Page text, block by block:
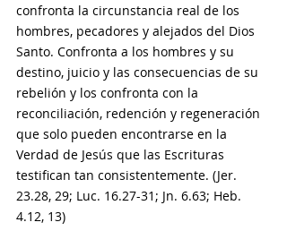
confronta la circunstancia real de los
hombres, pecadores y alejados del Dios
Santo. Confronta a los hombres y su
destino, juicio y las consecuencias de su
rebelión y los confronta con la
reconciliación, redención y regeneración
que solo pueden encontrarse en la
Verdad de Jesús que las Escrituras
testifican tan consistentemente. (Jer.
23.28, 29; Luc. 16.27-31; Jn. 6.63; Heb.
4.12, 13)